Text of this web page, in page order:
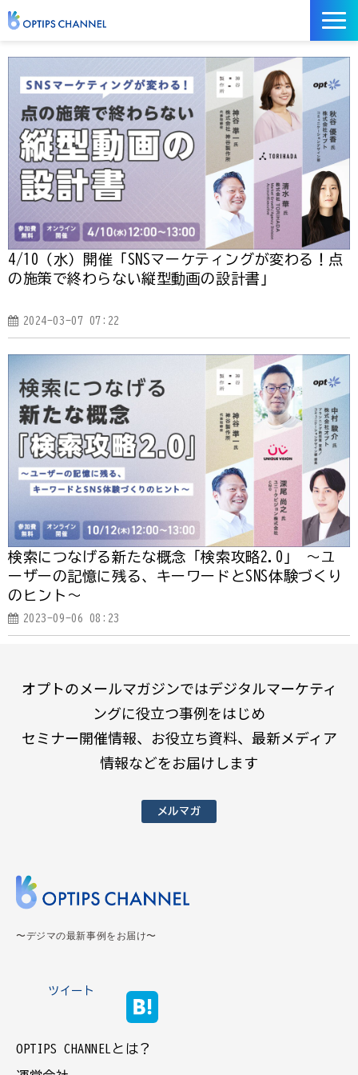
記事
お役立ち資料
イベント
サービス／ツール
4/10（水）開催「SNSマーケティングが変わる！点
の施策で終わらない縦型動画の設計書」
2024-03-07 07:22
検索につなげる新たな概念「検索攻略2.0」 ～ユ
ーザーの記憶に残る、キーワードとSNS体験づくり
のヒント～
2023-09-06 08:23
オプトのメールマガジンではデジタルマーケティ
ングに役立つ事例をはじめ
セミナー開催情報、お役立ち資料、最新メディア
情報などをお届けします
メルマガ
〜デジマの最新事例をお届け〜
ツイート
OPTIPS CHANNELとは？